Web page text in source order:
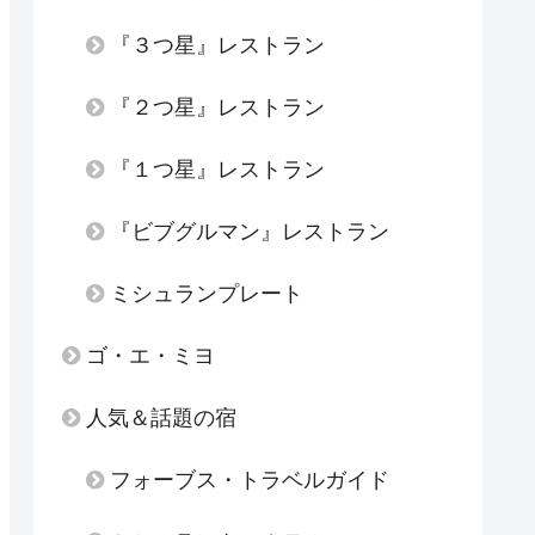
『３つ星』レストラン
『２つ星』レストラン
『１つ星』レストラン
『ビブグルマン』レストラン
ミシュランプレート
ゴ・エ・ミヨ
人気＆話題の宿
フォーブス・トラベルガイド